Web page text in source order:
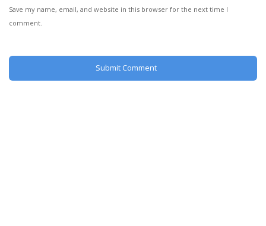
Save my name, email, and website in this browser for the next time I
comment.